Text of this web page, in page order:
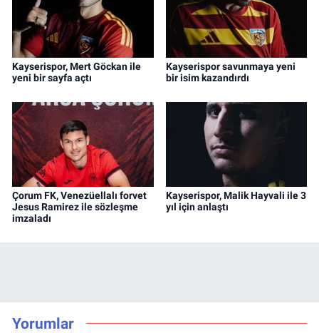
Kayserispor, Mert Göckan ile
yeni bir sayfa açtı
Kayserispor savunmaya yeni
bir isim kazandırdı
Çorum FK, Venezüellalı forvet
Jesus Ramirez ile sözleşme
imzaladı
Kayserispor, Malik Hayvali ile 3
yıl için anlaştı
Yorumlar